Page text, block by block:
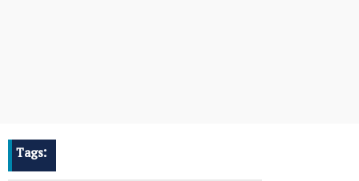
Tags: